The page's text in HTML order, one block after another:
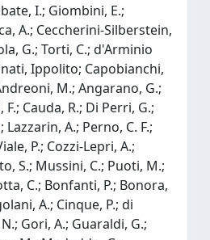
I.; Giombini, E.;
A.; Ceccherini-Silberstein,
G.; Torti, C.; d'Arminio
Ippolito; Capobianchi,
M.; Angarano, G.;
Cauda, R.; Di Perri, G.;
A.; Perno, C. F.;
P.; Cozzi-Lepri, A.;
S.; Mussini, C.; Puoti, M.;
C.; Bonfanti, P.; Bonora,
A.; Cinque, P.; di
Gori, A.; Guaraldi, G.;